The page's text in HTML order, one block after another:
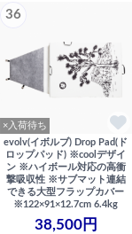
36
×入荷待ち
evolv(イボルブ) Drop Pad(ド
ロップパッド) ※coolデザイ
ン ※ハイボール対応の高衝
撃吸収性 ※サブマット連結
できる大型フラップカバー
※122×91×12.7cm 6.4kg
38,500円